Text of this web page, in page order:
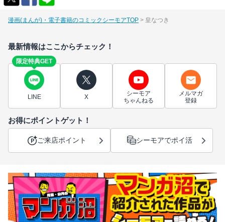
漫画(まんが)・電子書籍のコミックシーモアTOP 皇なつき
最新情報はここからチェック！
限定特典GET
LINE X
シーモア
ちゃんねる
メルマガ
登録
お得にポイントゲット！
ご来店ポイント シーモアでポイ活